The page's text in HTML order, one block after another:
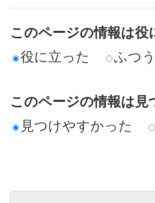
このページの情報は役
役に立った
ふつう
このページの情報は
見つけやすかった